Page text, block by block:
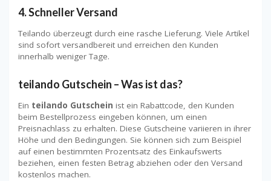
4.Schneller Versand
Teilando überzeugt durch eine rasche Lieferung. Viele Artikel
sind sofort versandbereit und erreichen den Kunden
innerhalb weniger Tage.
teilando Gutschein – Was ist das?
Ein teilando Gutschein ist ein Rabattcode, den Kunden
beim Bestellprozess eingeben können, um einen
Preisnachlass zu erhalten. Diese Gutscheine variieren in ihrer
Höhe und den Bedingungen. Sie können sich zum Beispiel
auf einen bestimmten Prozentsatz des Einkaufswerts
beziehen, einen festen Betrag abziehen oder den Versand
kostenlos machen.